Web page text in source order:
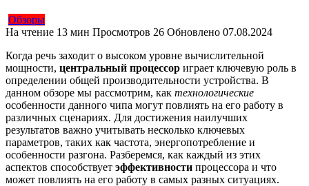
Обзоры
На чтение 13 мин Просмотров 26 Обновлено 07.08.2024
Когда речь заходит о высоком уровне вычислительной
мощности, центральный процессор играет ключевую роль в
определении общей производительности устройства. В
данном обзоре мы рассмотрим, как технологические
особенности данного чипа могут повлиять на его работу в
различных сценариях. Для достижения наилучших
результатов важно учитывать несколько ключевых
параметров, таких как частота, энергопотребление и
особенности разгона. Разберемся, как каждый из этих
аспектов способствует эффективности процессора и что
может повлиять на его работу в самых разных ситуациях.